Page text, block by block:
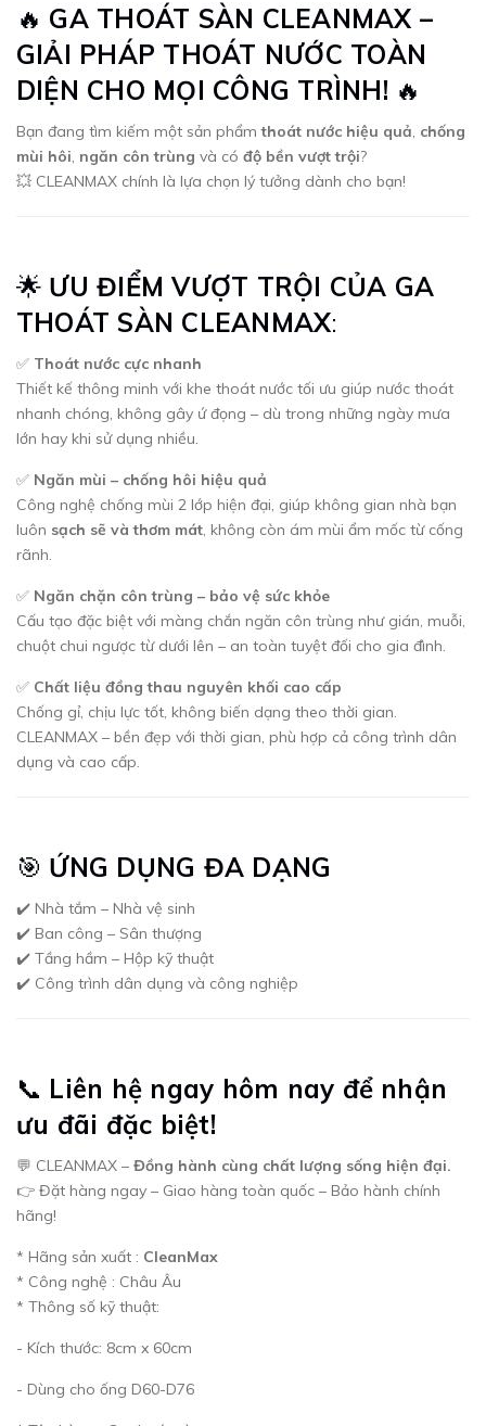
🔥 GA THOÁT SÀN CLEANMAX –
GIẢI PHÁP THOÁT NƯỚC TOÀN
DIỆN CHO MỌI CÔNG TRÌNH!🔥
Bạn đang tìm kiếm một sản phẩmthoát nước hiệu quả chống
mùi hôi ngăn côn trùng và có độ bền vượt trội?
💥 CLEANMAX chính là lựa chọn lý tưởng dành cho bạn!
🌟 ƯU ĐIỂM VƯỢT TRỘI CỦA GA
THOÁT SÀN CLEANMAX:
✅ Thoát nước cực nhanh
Thiết kế thông minh với khe thoát nước tối ưu giúp nước thoát
nhanh chóng, không gây ứ đọng – dù trong những ngày mưa
lớn hay khi sử dụng nhiều.
✅ Ngăn mùi – chống hôi hiệu quả
Công nghệ chống mùi 2 lớp hiện đại, giúp không gian nhà bạn
luôn sạch sẽ và thơm mát , không còn ám mùi ẩm mốc từ cống
rãnh.
✅ Ngăn chặn côn trùng – bảo vệ sức khỏe
Cấu tạo đặc biệt với màng chắn ngăn côn trùng như gián, muỗi,
chuột chui ngược từ dưới lên – an toàn tuyệt đối cho gia đình.
✅ Chất liệu đồng thau nguyên khối cao cấp
Chống gỉ, chịu lực tốt, không biến dạng theo thời gian.
CLEANMAX – bền đẹp với thời gian, phù hợp cả công trình dân
dụng và cao cấp.
🎯 ỨNG DỤNG ĐA DẠNG
✔️ Nhà tắm – Nhà vệ sinh
✔️ Ban công – Sân thượng
✔️ Tầng hầm – Hộp kỹ thuật
✔️ Công trình dân dụng và công nghiệp
📞 Liên hệ ngay hôm nay để nhận
ưu đãi đặc biệt!
💬 CLEANMAX – Đồng hành cùng chất lượng sống hiện đại.
👉 Đặt hàng ngay – Giao hàng toàn quốc – Bảo hành chính
hãng!
* Hãng sản xuất : CleanMax
* Công nghệ : Châu Âu
* Thông số kỹ thuật:
- Kích thước: 8cm x 60cm
- Dùng cho ống D60-D76